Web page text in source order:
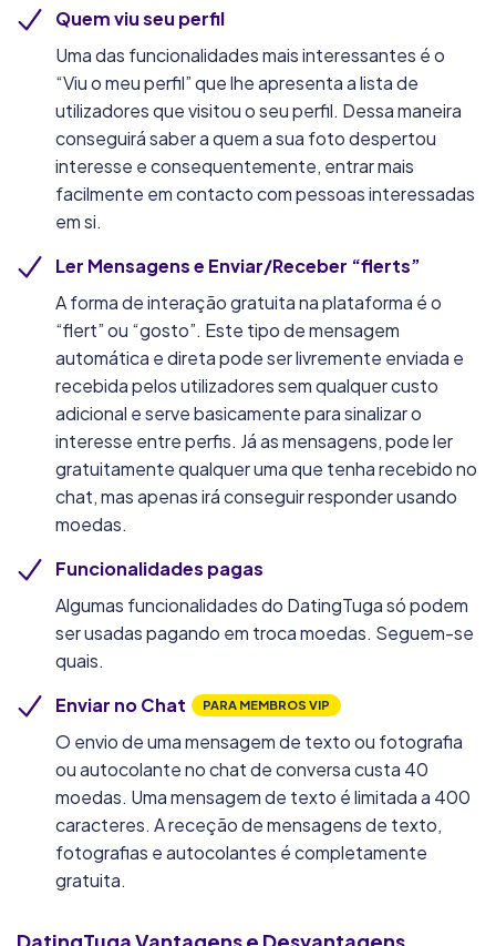
Quem viu seu perfil
Uma das funcionalidades mais interessantes é o
“Viu o meu perfil” que lhe apresenta a lista de
utilizadores que visitou o seu perfil. Dessa maneira
conseguirá saber a quem a sua foto despertou
interesse e consequentemente, entrar mais
facilmente em contacto com pessoas interessadas
em si.
Ler Mensagens e Enviar/Receber “flerts”
A forma de interação gratuita na plataforma é o
“flert” ou “gosto”. Este tipo de mensagem
automática e direta pode ser livremente enviada e
recebida pelos utilizadores sem qualquer custo
adicional e serve basicamente para sinalizar o
interesse entre perfis. Já as mensagens, pode ler
gratuitamente qualquer uma que tenha recebido no
chat, mas apenas irá conseguir responder usando
moedas.
Funcionalidades pagas
Algumas funcionalidades do DatingTuga só podem
ser usadas pagando em troca moedas. Seguem-se
quais.
Enviar no Chat
PARA MEMBROS VIP
O envio de uma mensagem de texto ou fotografia
ou autocolante no chat de conversa custa 40
moedas. Uma mensagem de texto é limitada a 400
caracteres. A receção de mensagens de texto,
fotografias e autocolantes é completamente
gratuita.
DatingTugaVantagens e Desvantagens